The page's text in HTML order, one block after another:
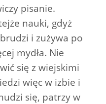
pisanie.
nauki, gdyż
i zużywa po
mydła. Nie
się z wiejskimi
więc w izbie i
się, patrzy w